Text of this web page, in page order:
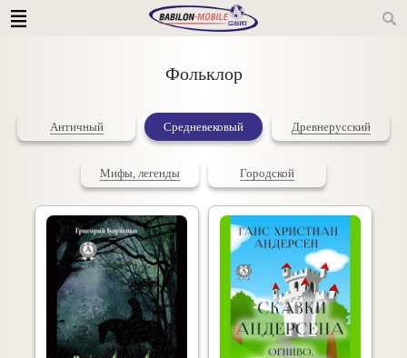
Фольклор
Античный Средневековый Древнерусский
Мифы, легенды Городской